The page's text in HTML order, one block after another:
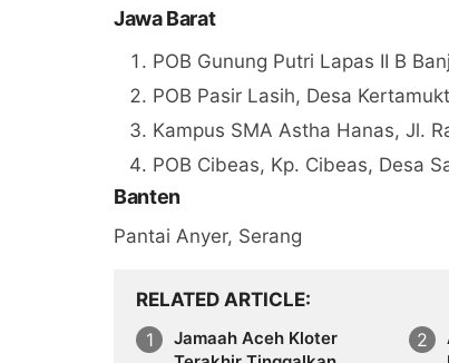
Jawa Barat
POB Gunung Putri Lapas II B
POB Pasir Lasih, Desa
Kampus SMA Astha Hanas, Jl.
POB Cibeas, Kp. Cibeas, Desa
Banten
Pantai Anyer, Serang
RELATED ARTICLE
Jamaah Aceh Kloter